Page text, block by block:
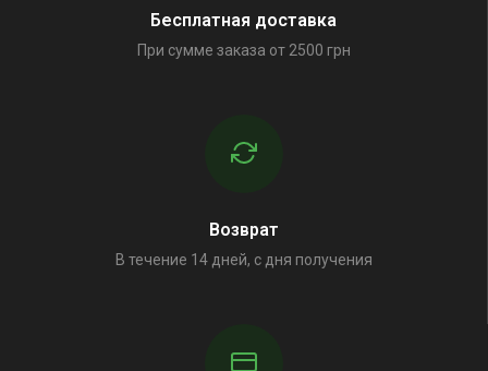
Бесплатная доставка
При сумме заказа от 2500 грн
Возврат
В течение 14 дней, с дня получения